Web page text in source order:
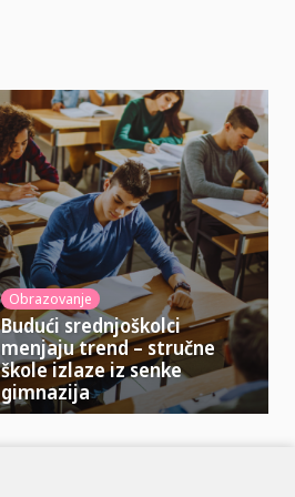
Obrazovanje
Budući srednjoškolci
menjaju trend – stručne
škole izlaze iz senke
gimnazija